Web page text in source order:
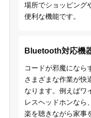
場所でショッピング
便利な機能です。
Bluetooth対応機
コードが邪魔になら
さまざまな作業が快
なります。例えばワ
レスヘッドホンなら
楽を聴きながら家事